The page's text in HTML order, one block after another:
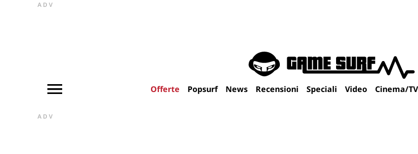
ADV
Offerte Popsurf News Recensioni Speciali Video Cinema/TV
ADV